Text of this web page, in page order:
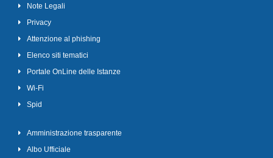
Note Legali
Privacy
Attenzione al phishing
Elenco siti tematici
Portale OnLine delle Istanze
Wi-Fi
Spid
Amministrazione trasparente
Albo Ufficiale